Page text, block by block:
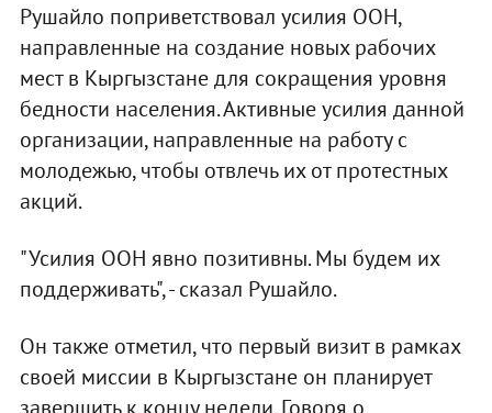
Рушайло поприветствовал усилия ООН,
направленные на создание новых рабочих
мест в Кыргызстане для сокращения уровня
бедности населения. Активные усилия данной
организации, направленные на работу с
молодежью, чтобы отвлечь их от протестных
акций.
"Усилия ООН явно позитивны. Мы будем их
поддерживать", - сказал Рушайло.
Он также отметил, что первый визит в рамках
своей миссии в Кыргызстане он планирует
завершить к концу недели. Говоря о